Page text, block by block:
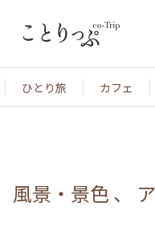
ひとり旅 カフェ
風景・景色 、